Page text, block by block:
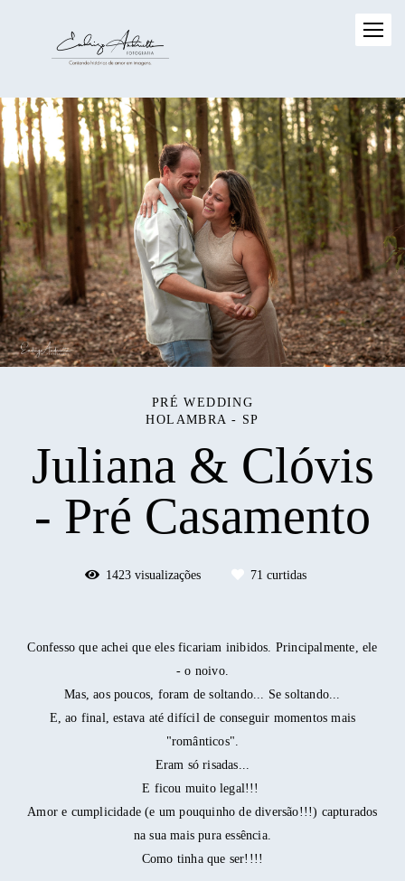
PRÉ WEDDING
HOLAMBRA - SP
Juliana & Clóvis
- Pré Casamento
1423 visualizações 71 curtidas
Confesso que achei que eles ficariam inibidos. Principalmente, ele
- o noivo.
Mas, aos poucos, foram de soltando... Se soltando...
E, ao final, estava até difícil de conseguir momentos mais
"românticos".
Eram só risadas...
E ficou muito legal!!!
Amor e cumplicidade (e um pouquinho de diversão!!!) capturados
na sua mais pura essência.
Como tinha que ser!!!!